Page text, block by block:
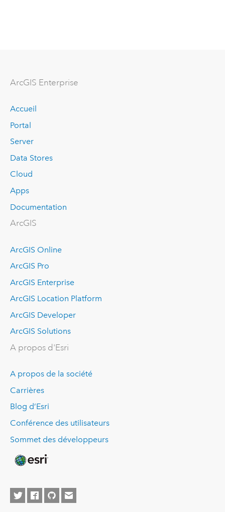
ArcGIS Enterprise
Accueil
Portal
Server
Data Stores
Cloud
Apps
Documentation
ArcGIS
ArcGIS Online
ArcGIS Pro
ArcGIS Enterprise
ArcGIS Location Platform
ArcGIS Developer
ArcGIS Solutions
A propos d'Esri
A propos de la société
Carrières
Blog d’Esri
Conférence des utilisateurs
Sommet des développeurs